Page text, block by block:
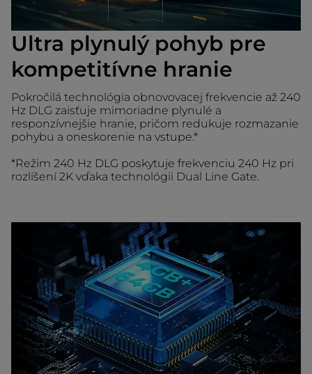
Ultra plynulý pohyb pre
kompetitívne hranie
Pokročilá technológia obnovovacej frekvencie až 240
Hz DLG zaisťuje mimoriadne plynulé a
responzívnejšie hranie, pričom redukuje rozmazanie
pohybu a oneskorenie na vstupe.*
*Režim 240 Hz DLG poskytuje frekvenciu 240 Hz pri
rozlíšení 2K vďaka technológii Dual Line Gate.